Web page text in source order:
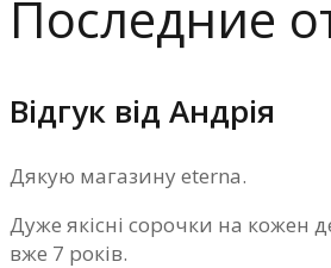
Последние
Відгук від Андрія
Дякую магазину eterna.
Дуже якісні сорочки на кожен
вже 7 років.